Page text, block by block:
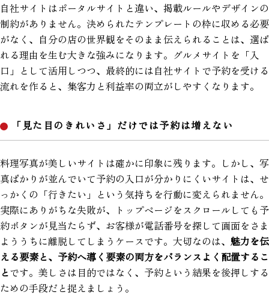
自社サイトはポータルサイトと違い、掲載ルールやデザインの
制約がありません。決められたテンプレートの枠に収める必要
がなく、自分の店の世界観をそのまま伝えられることは、選ば
れる理由を生む大きな強みになります。グルメサイトを「入
口」として活用しつつ、最終的には自社サイトで予約を受ける
流れを作ると、集客力と利益率の両立がしやすくなります。
「見た目のきれいさ」だけでは予約は増えない
料理写真が美しいサイトは確かに印象に残ります。しかし、写
真ばかりが並んでいて予約の入口が分かりにくいサイトは、せ
っかくの「行きたい」という気持ちを行動に変えられません。
実際にありがちな失敗が、トップページをスクロールしても予
約ボタンが見当たらず、お客様が電話番号を探して画面をさま
よううちに離脱してしまうケースです。大切なのは、 魅力を伝
える要素と、予約へ導く要素の両方をバランスよく配置するこ
とです。美しさは目的ではなく、予約という結果を後押しする
ための手段だと捉えましょう。